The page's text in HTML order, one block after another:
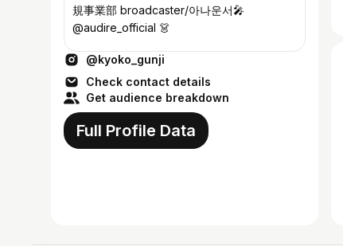
規事業部 broadcaster/아나운서🎤
@audire_official 👗
@kyoko_gunji
Check contact details
Get audience breakdown
Full Profile Data